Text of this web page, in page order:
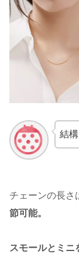
結
チェーンの長さ
節可能。
スモールとミニ